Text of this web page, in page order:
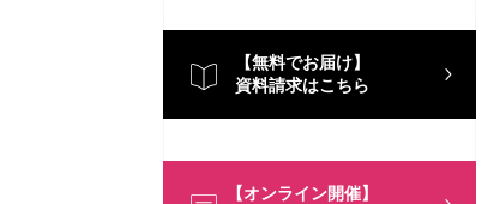
【無料でお届け】
資料請求はこちら
【オンライン開催】